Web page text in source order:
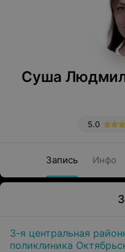
Суша
5.0
Запись Инфо
3-я центральная
поликлиника